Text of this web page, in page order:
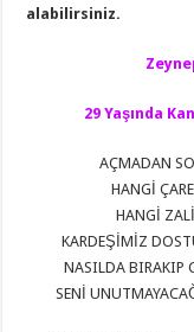
alabilirsiniz.
29 Yaşında
AÇMADAN
HANGİ
HANGİ
KARDEŞİMİZ
NASILDA BIRAKIP
SENİ